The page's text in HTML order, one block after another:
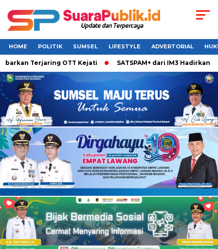
HOME POLITIK SUMSEL LIFESTYLE ADVERTORIAL
Terjaring OTT Kejati SATSPAM+ dari IM3 Hadirkan